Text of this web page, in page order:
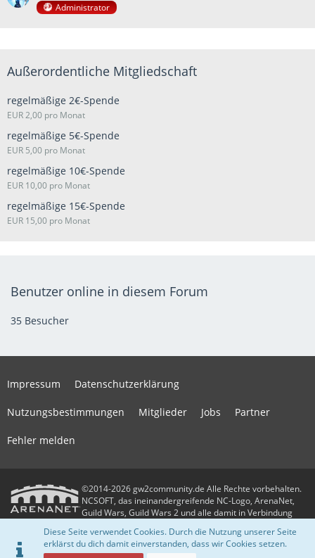
Administrator
Außerordentliche Mitgliedschaft
regelmäßige 2€-Spende
EUR 2,00 pro Monat
regelmäßige 5€-Spende
EUR 5,00 pro Monat
regelmäßige 10€-Spende
EUR 10,00 pro Monat
regelmäßige 15€-Spende
EUR 15,00 pro Monat
Benutzer online in diesem Forum
35 Besucher
Impressum Datenschutzerklärung
Nutzungsbestimmungen Mitglieder Jobs Partner
Fehler melden
©2014-2026 gw2community.de Alle Rechte vorbehalten.
NCSOFT, das ineinandergreifende NC-Logo, ArenaNet,
Guild Wars, Guild Wars 2 und alle damit in Verbindung
Warenzeichen der NCSOFT Corporation. Alle anderen Warenzeichen oder
eingetragenen Warenzeichen sind das Eigentum ihrer jeweiligen Besitzer.
Diese Seite verwendet Cookies. Durch die Nutzung unserer Seite
erklärst du dich damit einverstanden, dass wir Cookies setzen.